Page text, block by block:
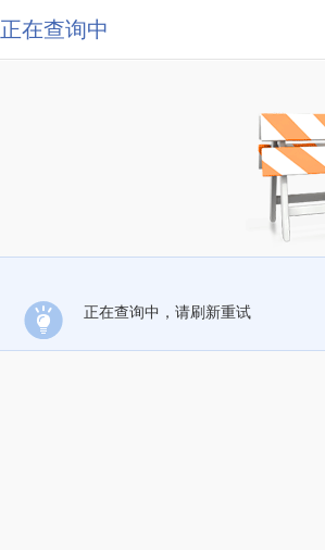
正在查询中
正在查询中，请刷新重试